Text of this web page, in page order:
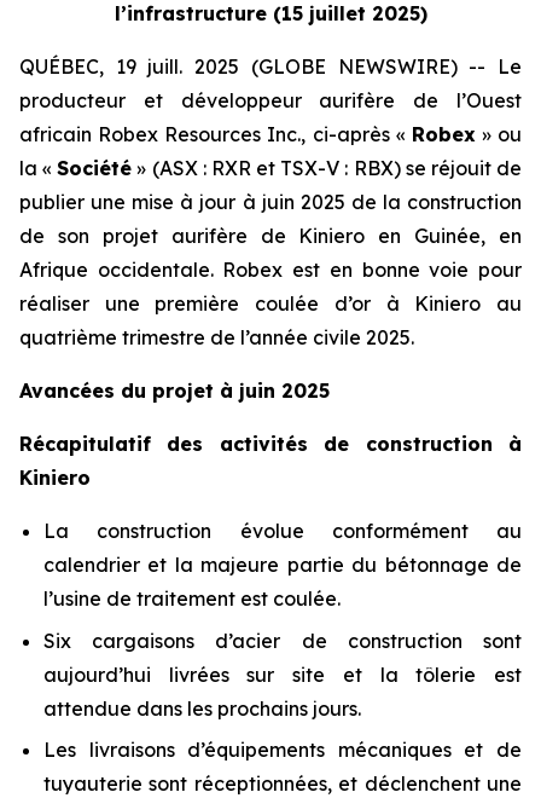
l’infrastructure (15 juillet 2025)
QUÉBEC, 19 juill. 2025 (GLOBE NEWSWIRE) -- Le
producteur et développeur aurifère de l’Ouest
africain Robex Resources Inc., ci-après « Robex» ou
la «Société » (ASX : RXR et TSX-V : RBX) se réjouit de
publier une mise à jour à juin 2025 de la construction
de son projet aurifère de Kiniero en Guinée, en
Afrique occidentale. Robex est en bonne voie pour
réaliser une première coulée d’or à Kiniero au
quatrième trimestre de l’année civile 2025.
Avancées du projet à juin 2025
Récapitulatif des activités de construction à
Kiniero
La construction évolue conformément au
calendrier et la majeure partie du bétonnage de
l’usine de traitement est coulée.
Six cargaisons d’acier de construction sont
aujourd’hui livrées sur site et la tôlerie est
attendue dans les prochains jours.
Les livraisons d’équipements mécaniques et de
tuyauterie sont réceptionnées, et déclenchent une